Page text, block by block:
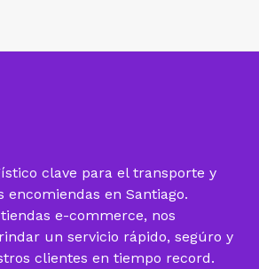
clave para el transporte y
en Santiago.
e-commerce, nos
un servicio rápido, segúro y
clientes en tiempo record.